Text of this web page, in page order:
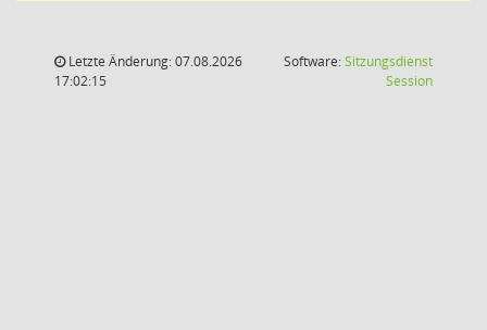
Letzte Änderung: 07.08.2026
17:02:15
Software:Sitzungsdienst
Session(Wird in